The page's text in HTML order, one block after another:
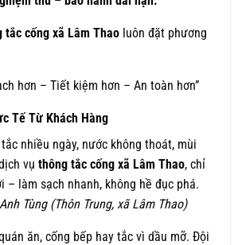
tắc cống xã Lâm Thao luôn đặt phương
hơn – Tiết kiệm hơn – An toàn hơn”
Tế Từ Khách Hàng
nhiều ngày, nước không thoát, mùi
vụ thông tắc cống xã Lâm Thao, chỉ
– làm sạch nhanh, không hề đục phá.
Anh Tùng (Thôn Trung, xã Lâm Thao)
ăn, cống bếp hay tắc vì dầu mỡ. Đội